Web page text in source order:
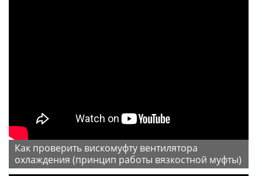
Как проверить вискомуфту вентилятора
охлаждения (принцип работы вязкостной муфты)